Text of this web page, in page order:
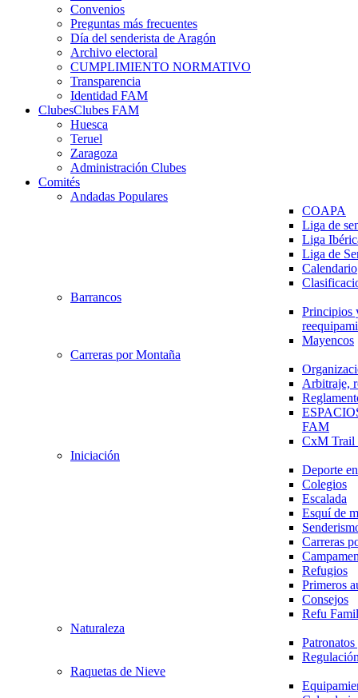
Convenios
Preguntas más frecuentes
Día del senderista de Aragón
Archivo electoral
CUMPLIMIENTO NORMATIVO
Transparencia
Identidad FAM
ClubesClubes FAM
Huesca
Teruel
Zaragoza
Administración Clubes
Comités
Andadas Populares
COAPA
Liga de
Liga
Liga de
Calendario
Barrancos
Principios
Mayencos
Carreras por Montaña
Arbitraje,
FAM
CxM
Iniciación
Deporte
Colegios
Escalada
Esquí de
Carreras
Refugios
Primeros
Consejos
Refu
Naturaleza
Raquetas de Nieve